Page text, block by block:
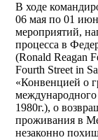
В ходе
06 мая по 01
мероприятий,
процесса в
(Ronald Reagan
Fourth Street in
«Конвенцией о
международного
1980г.), о
проживания в
незаконно